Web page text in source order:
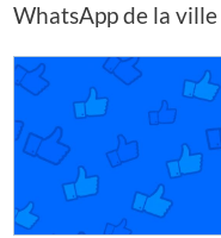
WhatsApp de la